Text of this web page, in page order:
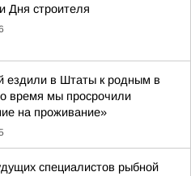
Дня строителя
ездили в Штаты к родным в
время мы просрочили
на проживание»
специалистов рыбной